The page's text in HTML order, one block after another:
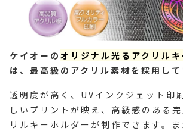
ケイオーの オリジナル光るアクリル
は、最高級のアクリル素材を採用して
透明度が高く、UVインクジェット印
しいプリントが映え、 高級感のある
リルキーホルダーが制作できます。